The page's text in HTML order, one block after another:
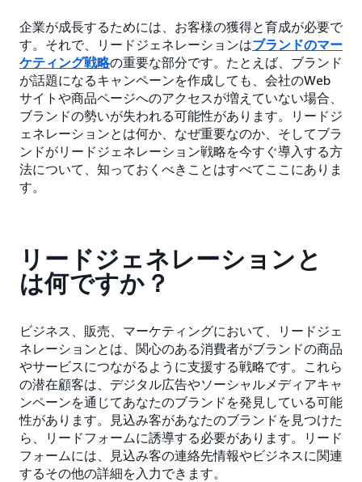
企業が成長するためには、お客様の獲得と育成が必要で
す。それで、リードジェネレーションはブランドのマー
ケティング戦略の重要な部分です。たとえば、ブランド
が話題になるキャンペーンを作成しても、会社のWeb
サイトや商品ページへのアクセスが増えていない場合、
ブランドの勢いが失われる可能性があります。リードジ
ェネレーションとは何か、なぜ重要なのか、そしてブラ
ンドがリードジェネレーション戦略を今すぐ導入する方
法について、知っておくべきことはすべてここにありま
す。
リードジェネレーションと
は何ですか？
ビジネス、販売、マーケティングにおいて、リードジェ
ネレーションとは、関心のある消費者がブランドの商品
やサービスにつながるように支援する戦略です。これら
の潜在顧客は、デジタル広告やソーシャルメディアキャ
ンペーンを通じてあなたのブランドを発見している可能
性があります。見込み客があなたのブランドを見つけた
ら、リードフォームに誘導する必要があります。リード
フォームには、見込み客の連絡先情報やビジネスに関連
するその他の詳細を入力できます。